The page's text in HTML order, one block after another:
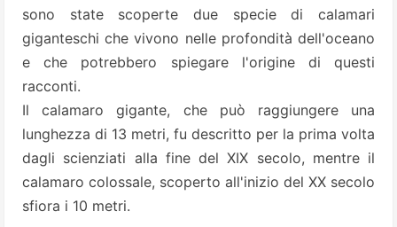
sono state scoperte due specie di calamari
giganteschi che vivono nelle profondità dell'oceano
e che potrebbero spiegare l'origine di questi
racconti.
Il calamaro gigante, che può raggiungere una
lunghezza di 13 metri, fu descritto per la prima volta
dagli scienziati alla fine del XIX secolo, mentre il
calamaro colossale, scoperto all'inizio del XX secolo
sfiora i 10 metri.